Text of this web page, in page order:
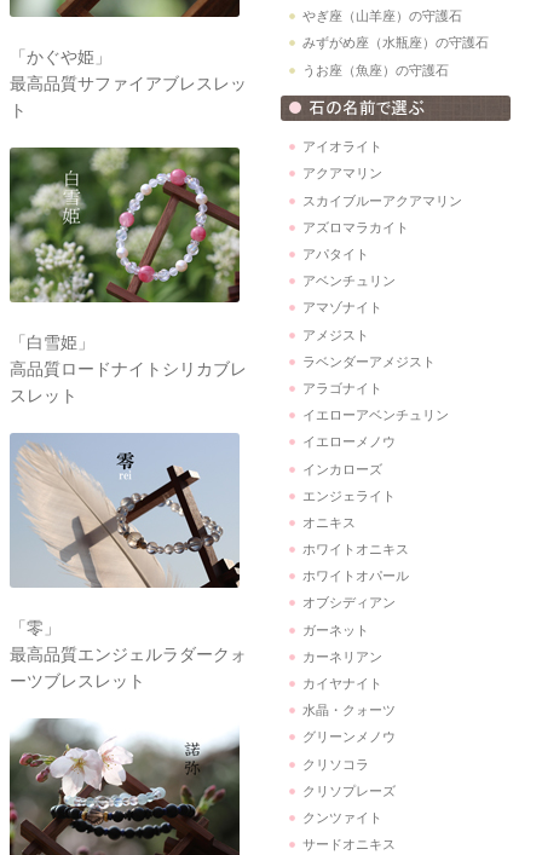
「かぐや姫」
最高品質サファイアブレスレッ
ト
「白雪姫」
高品質ロードナイトシリカブレ
スレット
「零」
最高品質エンジェルラダークォ
ーツブレスレット
やぎ座（山羊座）の守護石
みずがめ座（水瓶座）の守護石
うお座（魚座）の守護石
アイオライト
アクアマリン
スカイブルーアクアマリン
アズロマラカイト
アパタイト
アベンチュリン
アマゾナイト
アメジスト
ラベンダーアメジスト
アラゴナイト
イエローアベンチュリン
イエローメノウ
インカローズ
エンジェライト
オニキス
ホワイトオニキス
ホワイトオパール
オブシディアン
ガーネット
カーネリアン
カイヤナイト
水晶・クォーツ
グリーンメノウ
クリソコラ
クリソプレーズ
クンツァイト
サードオニキス